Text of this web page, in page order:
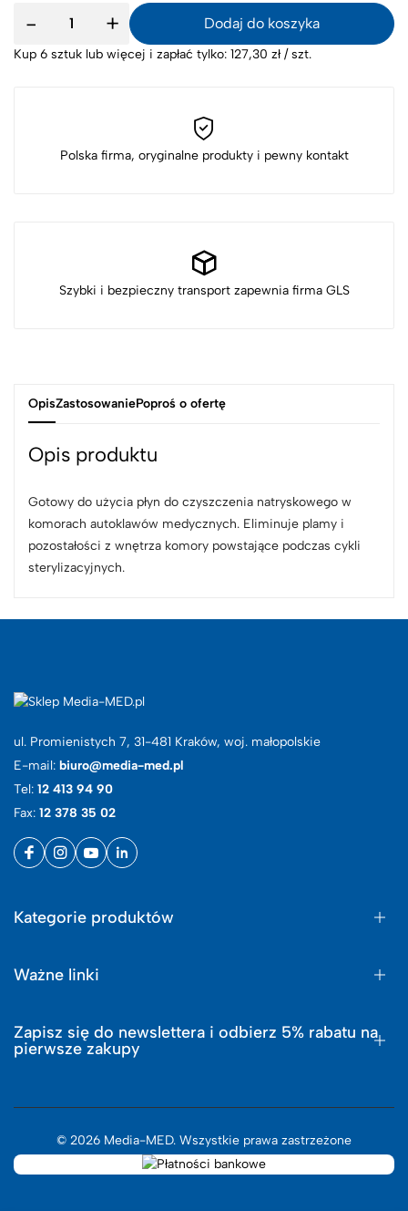
-
produktu
+ Dodaj do koszyka
Kup 6 sztuk lub więcej i zapłać tylko: 127,30 zł / szt.
Polska firma, oryginalne produkty i pewny kontakt
Szybki i bezpieczny transport zapewnia firma GLS
OpisZastosowaniePoproś o ofertę
Opis produktu
Gotowy do użycia płyn do czyszczenia natryskowego w
komorach autoklawów medycznych. Eliminuje plamy i
pozostałości z wnętrza komory powstające podczas cykli
sterylizacyjnych.
ul. Promienistych 7, 31-481 Kraków, woj. małopolskie
E-mail: biuro@media-med.pl
Tel: 12 413 94 90
Fax: 12 378 35 02
Kategorie produktów
Ważne linki
Zapisz się do newslettera i odbierz 5% rabatu na
pierwsze zakupy
© 2026 Media-MED. Wszystkie prawa zastrzeżone